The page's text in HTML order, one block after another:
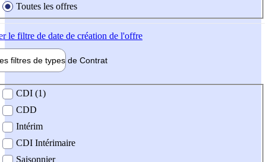
Toutes les offres
le filtre de date de création de l'offre
filtres de types de Contrat
contrat
CDI (1)
CDD
Intérim
CDI Intérimaire
Saisonnier